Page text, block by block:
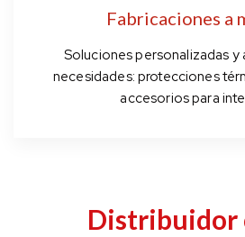
Fabricaciones a
Soluciones personalizadas y
necesidades: protecciones
accesorios para
Distribuidor